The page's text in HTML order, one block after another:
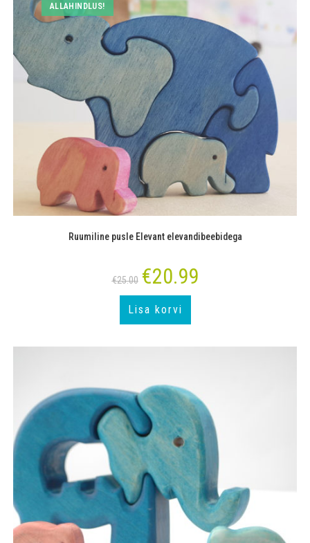
ALLAHINDLUS!
Ruumiline pusle Elevant elevandibeebidega
€25.00
Algne
hind
€25.00.
€20.99Current
price
Lisa korvi